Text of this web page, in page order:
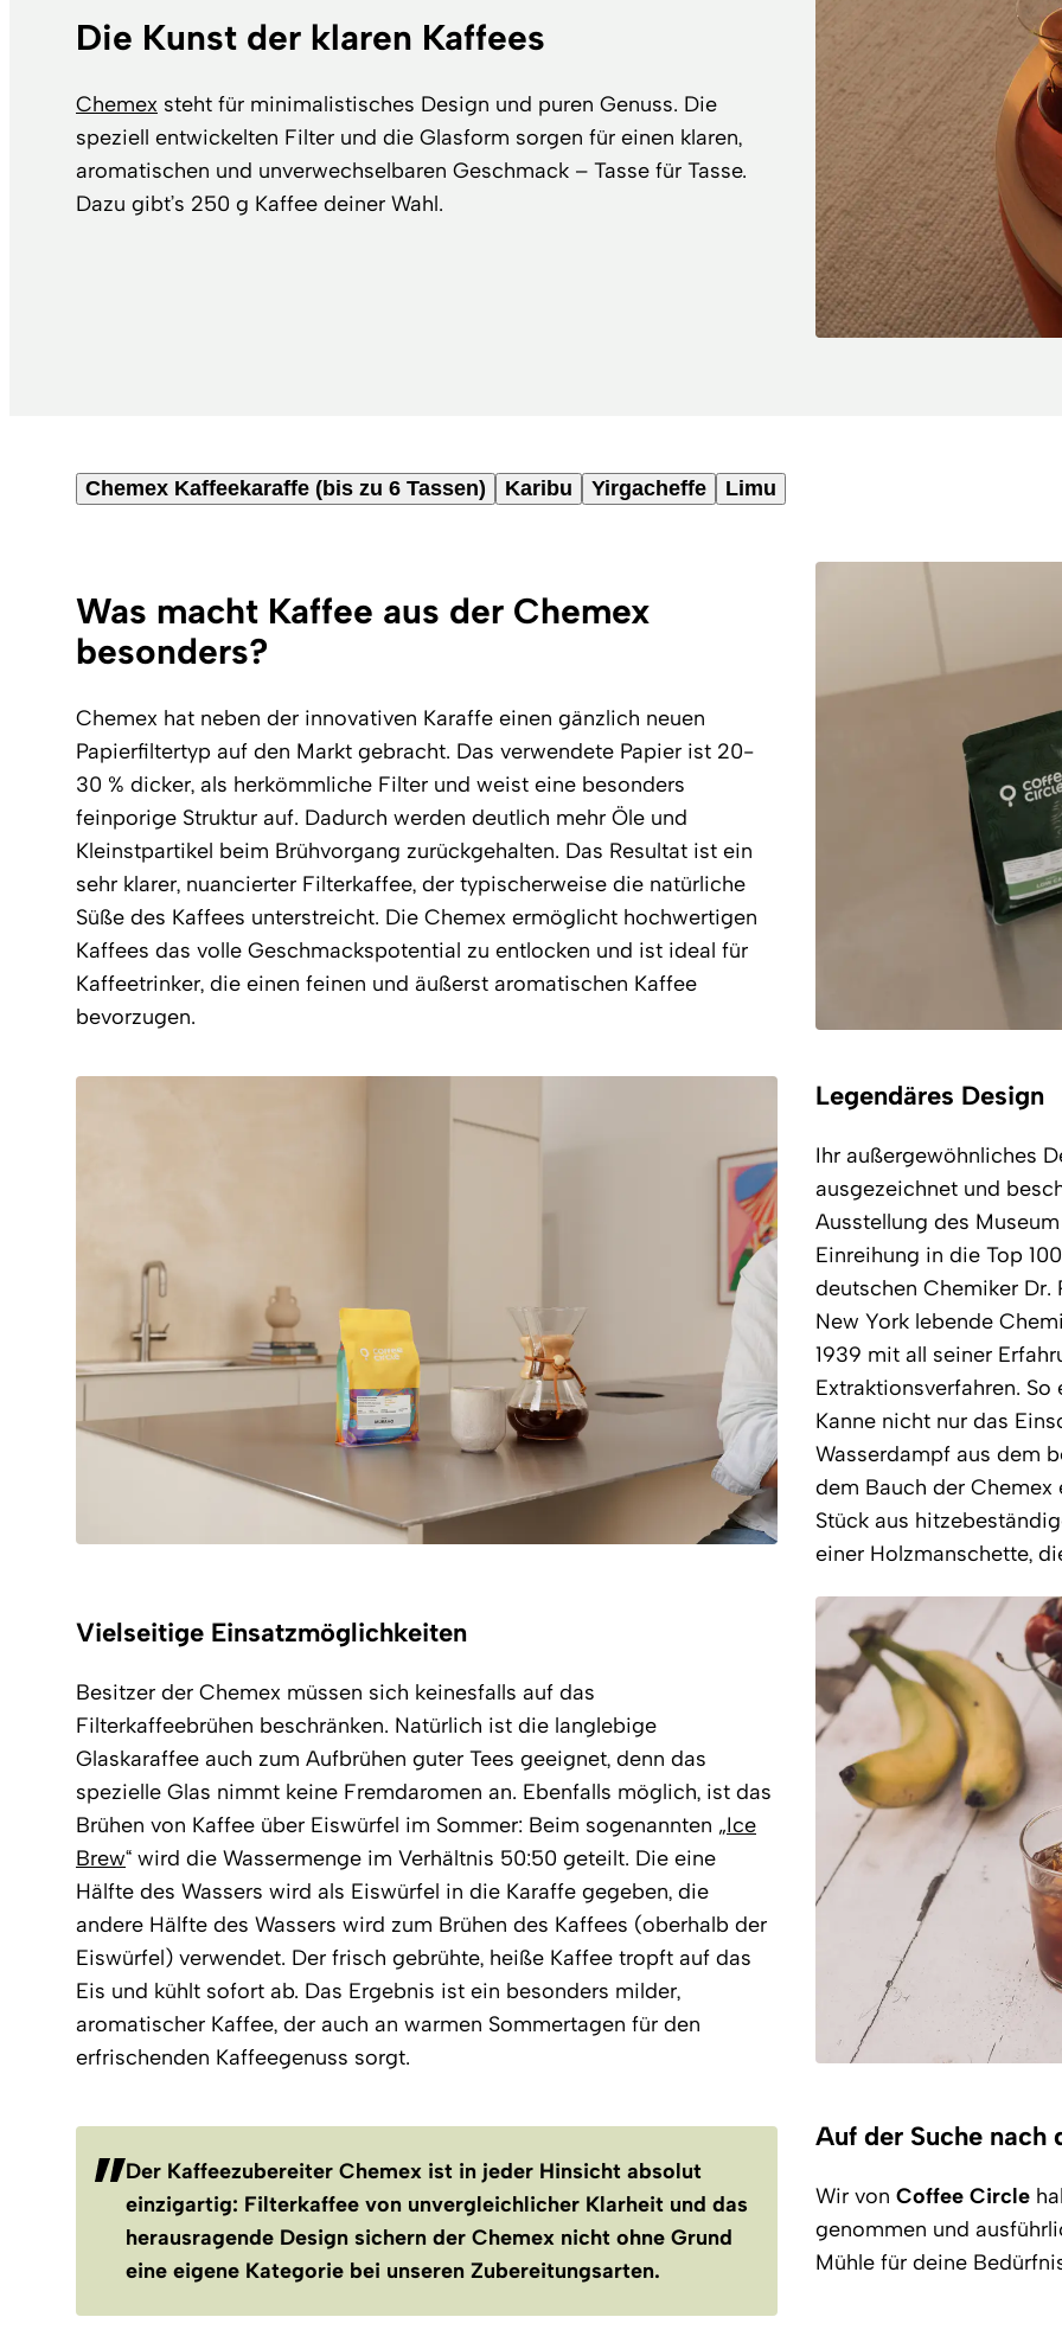
Die Kunst der klaren Kaffees
Chemex steht für minimalistisches Design und puren Genuss. Die
speziell entwickelten Filter und die Glasform sorgen für einen klaren,
aromatischen und unverwechselbaren Geschmack – Tasse für Tasse.
Dazu gibt’s 250 g Kaffee deiner Wahl.
Chemex Kaffeekaraffe (bis zu 6 Tassen) Karibu Yirgacheffe Limu
Was macht Kaffee aus der Chemex
besonders?
Chemex hat neben der innovativen Karaffe einen gänzlich neuen
Papierfiltertyp auf den Markt gebracht. Das verwendete Papier ist 20-
30 % dicker, als herkömmliche Filter und weist eine besonders
feinporige Struktur auf. Dadurch werden deutlich mehr Öle und
Kleinstpartikel beim Brühvorgang zurückgehalten. Das Resultat ist ein
sehr klarer, nuancierter Filterkaffee, der typischerweise die natürliche
Süße des Kaffees unterstreicht. Die Chemex ermöglicht hochwertigen
Kaffees das volle Geschmackspotential zu entlocken und ist ideal für
Kaffeetrinker, die einen feinen und äußerst aromatischen Kaffee
bevorzugen.
Legendäres Design
Ihr außergewöhnliches
ausgezeichnet und
Ausstellung des
Einreihung in die Top
deutschen Chemiker Dr.
New York lebende
1939 mit all seiner
Extraktionsverfahren.
Kanne nicht nur das
Wasserdampf aus dem
dem Bauch der
Stück aus
einer Holzmanschette,
Vielseitige Einsatzmöglichkeiten
Besitzer der Chemex müssen sich keinesfalls auf das
Filterkaffeebrühen beschränken. Natürlich ist die langlebige
Glaskaraffee auch zum Aufbrühen guter Tees geeignet, denn das
spezielle Glas nimmt keine Fremdaromen an. Ebenfalls möglich, ist das
Brühen von Kaffee über Eiswürfel im Sommer: Beim sogenannten „Ice
Brew“ wird die Wassermenge im Verhältnis 50:50 geteilt. Die eine
Hälfte des Wassers wird als Eiswürfel in die Karaffe gegeben, die
andere Hälfte des Wassers wird zum Brühen des Kaffees (oberhalb der
Eiswürfel) verwendet. Der frisch gebrühte, heiße Kaffee tropft auf das
Eis und kühlt sofort ab. Das Ergebnis ist ein besonders milder,
aromatischer Kaffee, der auch an warmen Sommertagen für den
erfrischenden Kaffeegenuss sorgt.
Der Kaffeezubereiter Chemex ist in jeder Hinsicht absolut
einzigartig: Filterkaffee von unvergleichlicher Klarheit und das
herausragende Design sichern der Chemex nicht ohne Grund
eine eigene Kategorie bei unseren Zubereitungsarten.
Auf der Suche nach
Wir von Coffee Circle
genommen und
Mühle für deine